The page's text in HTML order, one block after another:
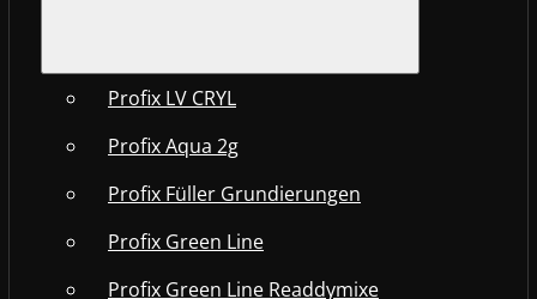
Profix LV CRYL
Profix Aqua 2g
Profix Füller Grundierungen
Profix Green Line
Profix Green Line Readdymixe